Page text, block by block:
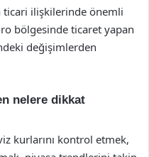
ticari ilişkilerinde önemli
bölgesinde ticaret yapan
değişimlerden
nelere dikkat
kurlarını kontrol etmek,